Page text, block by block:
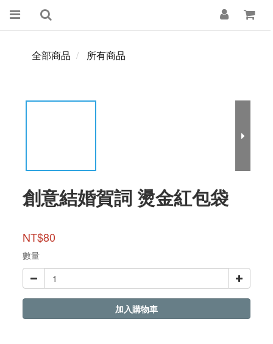
全部商品 所有商品
創意結婚賀詞 燙金紅包袋
NT$80
數量
加入購物車